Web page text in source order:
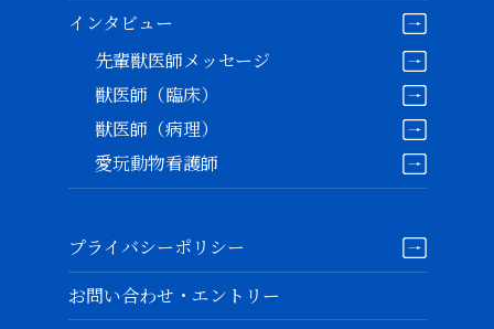
インタビュー
先輩獣医師メッセージ
獣医師（臨床）
獣医師（病理）
愛玩動物看護師
プライバシーポリシー
お問い合わせ・エントリー